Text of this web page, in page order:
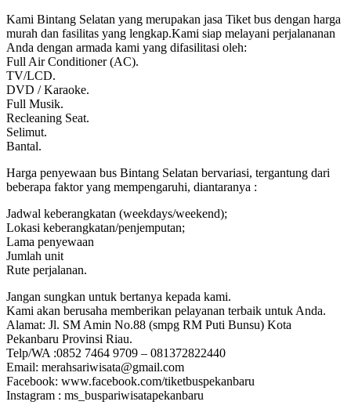
Kami Bintang Selatan yang merupakan jasa Tiket bus dengan harga
murah dan fasilitas yang lengkap.Kami siap melayani perjalananan
Anda dengan armada kami yang difasilitasi oleh:
Full Air Conditioner (AC).
TV/LCD.
DVD / Karaoke.
Full Musik.
Recleaning Seat.
Selimut.
Bantal.
Harga penyewaan bus Bintang Selatan bervariasi, tergantung dari
beberapa faktor yang mempengaruhi, diantaranya :
Jadwal keberangkatan (weekdays/weekend);
Lokasi keberangkatan/penjemputan;
Lama penyewaan
Jumlah unit
Rute perjalanan.
Jangan sungkan untuk bertanya kepada kami.
Kami akan berusaha memberikan pelayanan terbaik untuk Anda.
Alamat: Jl. SM Amin No.88 (smpg RM Puti Bunsu) Kota
Pekanbaru Provinsi Riau.
Telp/WA :0852 7464 9709 – 081372822440
Email: merahsariwisata@gmail.com
Facebook: www.facebook.com/tiketbuspekanbaru
Instagram : ms_buspariwisatapekanbaru